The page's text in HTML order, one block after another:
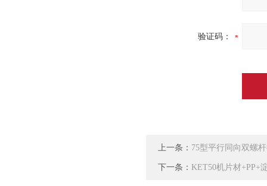
验证码：
上一条： 75型平行同向双螺
下一条： KET50机片材+PP+